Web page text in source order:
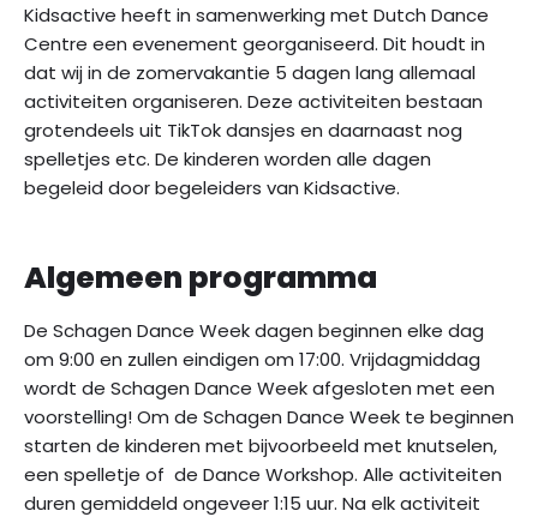
Kidsactive heeft in samenwerking met Dutch Dance
Centre een evenement georganiseerd. Dit houdt in
dat wij in de zomervakantie 5 dagen lang allemaal
activiteiten organiseren. Deze activiteiten bestaan
grotendeels uit TikTok dansjes en daarnaast nog
spelletjes etc. De kinderen worden alle dagen
begeleid door begeleiders van Kidsactive.
Algemeen programma
De Schagen Dance Week dagen beginnen elke dag
om 9:00 en zullen eindigen om 17:00. Vrijdagmiddag
wordt de Schagen Dance Week afgesloten met een
voorstelling! Om de Schagen Dance Week te beginnen
starten de kinderen met bijvoorbeeld met knutselen,
een spelletje of de Dance Workshop. Alle activiteiten
duren gemiddeld ongeveer 1:15 uur. Na elk activiteit